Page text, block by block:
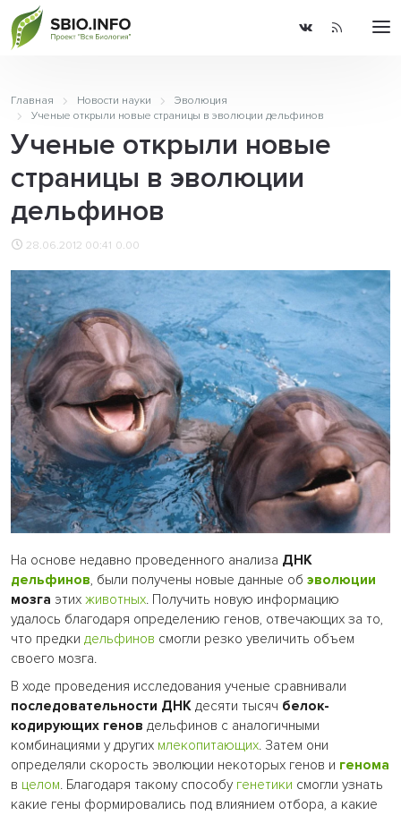
Главная Новости науки
Эволюция
Ученые открыли новые страницы в эволюции дельфинов
Ученые открыли новые
страницы в эволюции
дельфинов
28.06.2012 00:41 0.00
На основе недавно проведенного анализа ДНК
дельфинов, были получены новые данные об эволюции
мозга этих животных. Получить новую информацию
удалось благодаря определению генов, отвечающих за то,
что предки дельфинов смогли резко увеличить объем
своего мозга.
В ходе проведения исследования ученые сравнивали
последовательности ДНК десяти тысяч белок-
кодирующих генов дельфинов с аналогичными
комбинациями у других млекопитающих. Затем они
определяли скорость эволюции некоторых генов и генома
в целом. Благодаря такому способу генетики смогли узнать
какие гены формировались под влиянием отбора, а какие